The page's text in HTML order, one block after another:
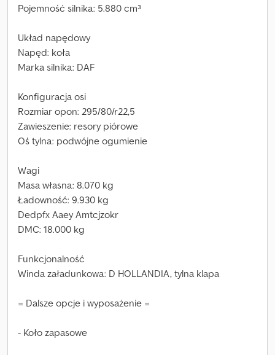
Pojemność silnika: 5.880 cm³
Układ napędowy
Napęd: koła
Marka silnika: DAF
Konfiguracja osi
Rozmiar opon: 295/80/r22,5
Zawieszenie: resory piórowe
Oś tylna: podwójne ogumienie
Wagi
Masa własna: 8.070 kg
Ładowność: 9.930 kg
Dedpfx Aaey Amtcjzokr
DMC: 18.000 kg
Funkcjonalność
Winda załadunkowa: D HOLLANDIA, tylna klapa
= Dalsze opcje i wyposażenie =
- Koło zapasowe